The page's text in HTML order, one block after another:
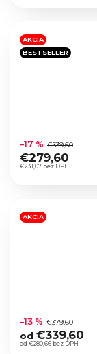
hviezdičiek.
AKCIA
BESTSELLER
hodnotenie
produktu
je
hviezdičiek.
€231,07 bez DPH
–17 % €339,60
€279,60
AKCIA
hodnotenie
produktu
je
od €280,66 bez DPH
–13 % €379,60
od €339,60